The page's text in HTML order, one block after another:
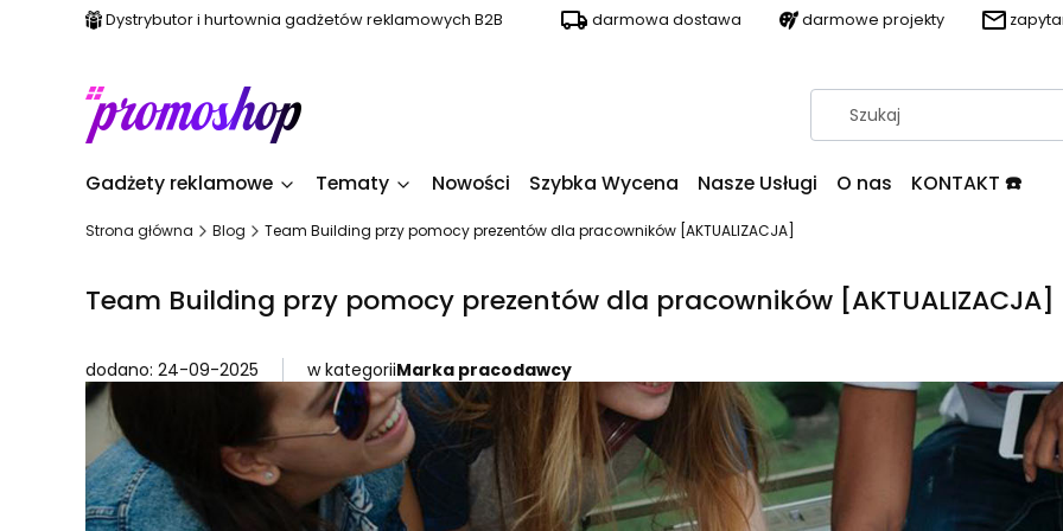
Dystrybutor i hurtownia gadżetów reklamowych B2B darmowa dostawa darmowe projekty
Gadżety reklamowe Tematy Nowości Szybka Wycena Nasze Usługi O nas KONTAKT ☎️
Strona główna Blog Team Building przy pomocy prezentów dla pracowników [AKTUALIZACJA]
Team Building przy pomocy prezentów dla pracowników [AKTUALIZACJA]
dodano: 24-09-2025 w kategoriiMarka pracodawcy